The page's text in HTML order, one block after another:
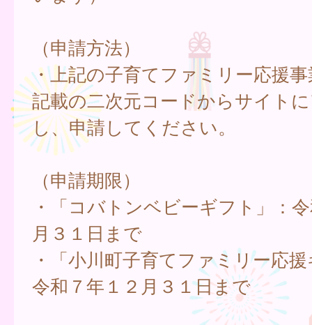
（申請方法）
・上記の子育てファミリー応援
記載の二次元コードからサイト
し、申請してください。
（申請期限）
・「コバトンベビーギフト」：
月３１日まで
・「小川町子育てファミリー応
令和７年１２月３１日まで